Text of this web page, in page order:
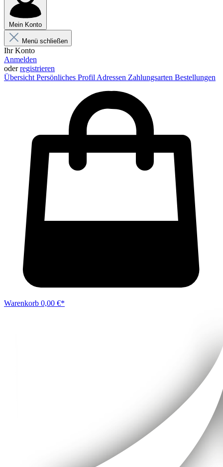
Mein Konto
Menü schließen
Ihr Konto
Anmelden
oderregistrieren
Übersicht Persönliches Profil Adressen Zahlungsarten Bestellungen
Warenkorb 0,00 €*